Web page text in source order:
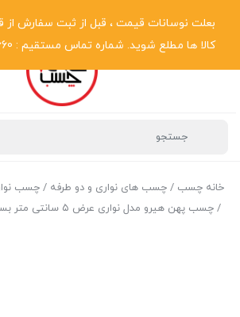
بعلت نوسانات قیمت ، قبل از ثبت سفارش
کالا ها مطلع شوید. شماره تماس مستقیم : 09001701660
خانه چسب / چسب های نواری و دو طرفه / چسب
/ چسب پهن هیرو مدل نواری عرض ۵ سانتی متر بسته دو عددی